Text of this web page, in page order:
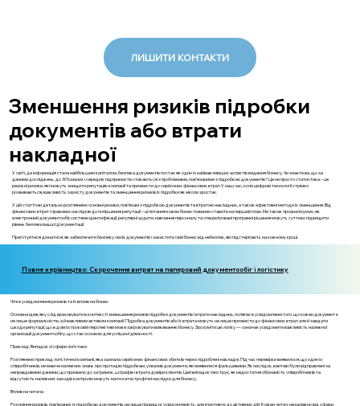
ЛИШИТИ КОНТАКТИ
Зменшення ризиків підробки
документів або втрати
накладної
У світі, де інформація стала найбільшим капіталом, безпека документів постає як один із найважливіших аспектів ведення бізнесу. Чи знаєте ви, що за
даними досліджень, до 30% малих і середніх підприємств стикаються з проблемами, пов’язаними з підробкою документів? Це не просто статистика – це
реальні ризики, які можуть знищити репутацію компанії та призвести до серйозних фінансових втрат. У наш час, коли цифрові технології стрімко
розвиваються, важливість захисту документів та зменшення ризиків їх підробки як ніколи зростає.
У цій статті ми детально розглянемо основні ризики, пов’язані з підробкою документів та втратою накладних, а також ефективні методи їх зменшення. Від
фінансових втрат і правових наслідків до погіршення репутації – ці питання кожен бізнес повинен ставити на перший план. Ми також проаналізуємо, як
електронний документообіг, системи ідентифікації, регулярні аудити, навчання персоналу та спеціалізовані програмні рішення можуть суттєво підвищити
рівень безпеки вашої документації.
Приготуйтеся дізнатися, як забезпечити безпеку своїх документів і захистити свій бізнес від небезпек, які підстерігають на кожному кроці.
Повне керівництво: Скорочення витрат на паперовий документообіг і логістику
Чітке усвідомлення ризиків та їх вплив на бізнес
Основна ідея, яку слід враховувати в контексті зменшення ризиків підробки документів і втрати накладних, полягає в усвідомленні того, що кожен документ є
не лише формальністю, а й важливим активом компанії. Підробка документів або їх втрата можуть не лише призвести до фінансових втрат, але й завдати
шкоди репутації, що в довгостроковій перспективі може загрожувати виживанню бізнесу. Зрозуміти цю логіку — означає усвідомити важливість належної
організації документообігу, що стає основою для успішної діяльності.
Приклад: Випадок зі сфери логістики
Розглянемо приклад логістичної компанії, яка зазнала серйозних фінансових збитків через підроблені накладні. Під час перевірки виявилося, що один із
співробітників, не маючи належних знань про протидію підробкам, ухвалив документи, які виявилися фальшивими. Як наслідок, вантажі були відправлені за
неправдивими даними, що призвело до затримок, штрафів і втрати довіри клієнтів. Цей випадок ілюструє, як недостатня обізнаність співробітників та
відсутність належних заходів контролю можуть мати катастрофічні наслідки для бізнесу.
Вплив на читача
Розуміння ризиків, пов'язаних із підробкою документів, не лише підвищує усвідомленість, але й мотивує до активних дій. Кожен читач, незалежно від сфери